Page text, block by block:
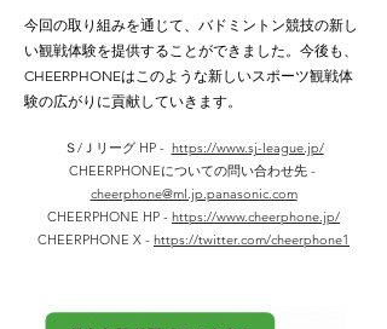
今回の取り組みを通じて、バドミントン競技の新し
い観戦体験を提供することができました。今後も、
CHEERPHONEはこのような新しいスポーツ観戦体
験の広がりに貢献していきます。
Ｓ/Ｊリーグ HP - https://www.sj-league.jp/
CHEERPHONEについての問い合わせ先 -
cheerphone@ml.jp.panasonic.com
CHEERPHONE HP - https://www.cheerphone.jp/
CHEERPHONE X - https://twitter.com/cheerphone1